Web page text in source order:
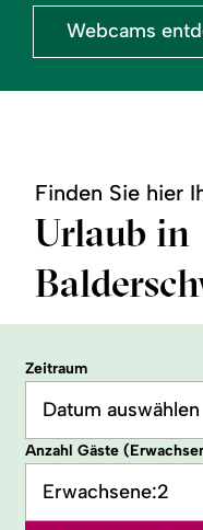
Webcams
Finden Sie hier
Urlaub in
Zeitraum
Datum auswählen
Anzahl Gäste
2
Erwachsene: